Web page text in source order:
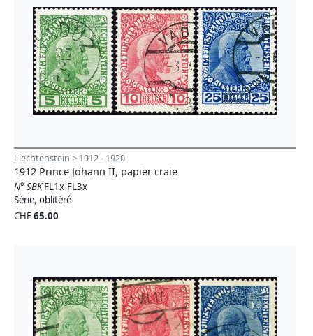
Liechtenstein > 1912 - 1920
1912 Prince Johann II, papier craie
N° SBKFL1x-FL3x
Série, oblitéré
CHF65.00